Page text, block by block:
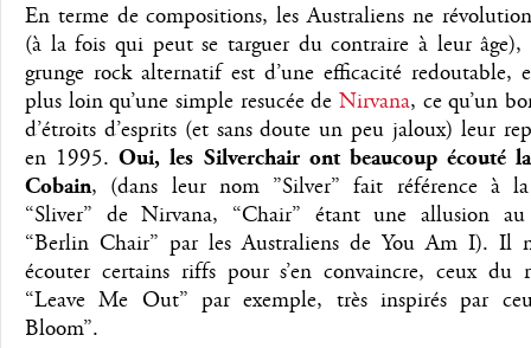
En terme de compositions, les Australiens ne
(à la fois qui peut se targuer du contraire à leur âge),
grunge rock alternatif est d’une efficacité redoutable,
plus loin qu’une simple resucée de Nirvana, ce qu’un
d’étroits d’esprits (et sans doute un peu jaloux) leur
en 1995.Oui, les Silverchair ont beaucoup écouté
Cobain, (dans leur nom ”Silver” fait référence à la
“Sliver” de Nirvana, “Chair” étant une allusion au
“Berlin Chair” par les Australiens de You Am I). Il
écouter certains riffs pour s’en convaincre, ceux du
“Leave Me Out” par exemple, très inspirés par
Bloom”.